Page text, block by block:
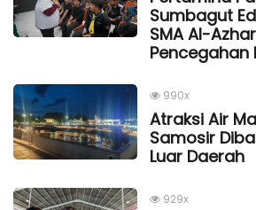
Sumbagut
SMA Al-
Pencegahan
990x
Atraksi Air
Samosir
Luar Daerah
929x